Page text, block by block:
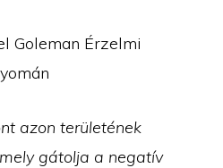
Goleman Érzelmi
azon területének
gátolja a negatív